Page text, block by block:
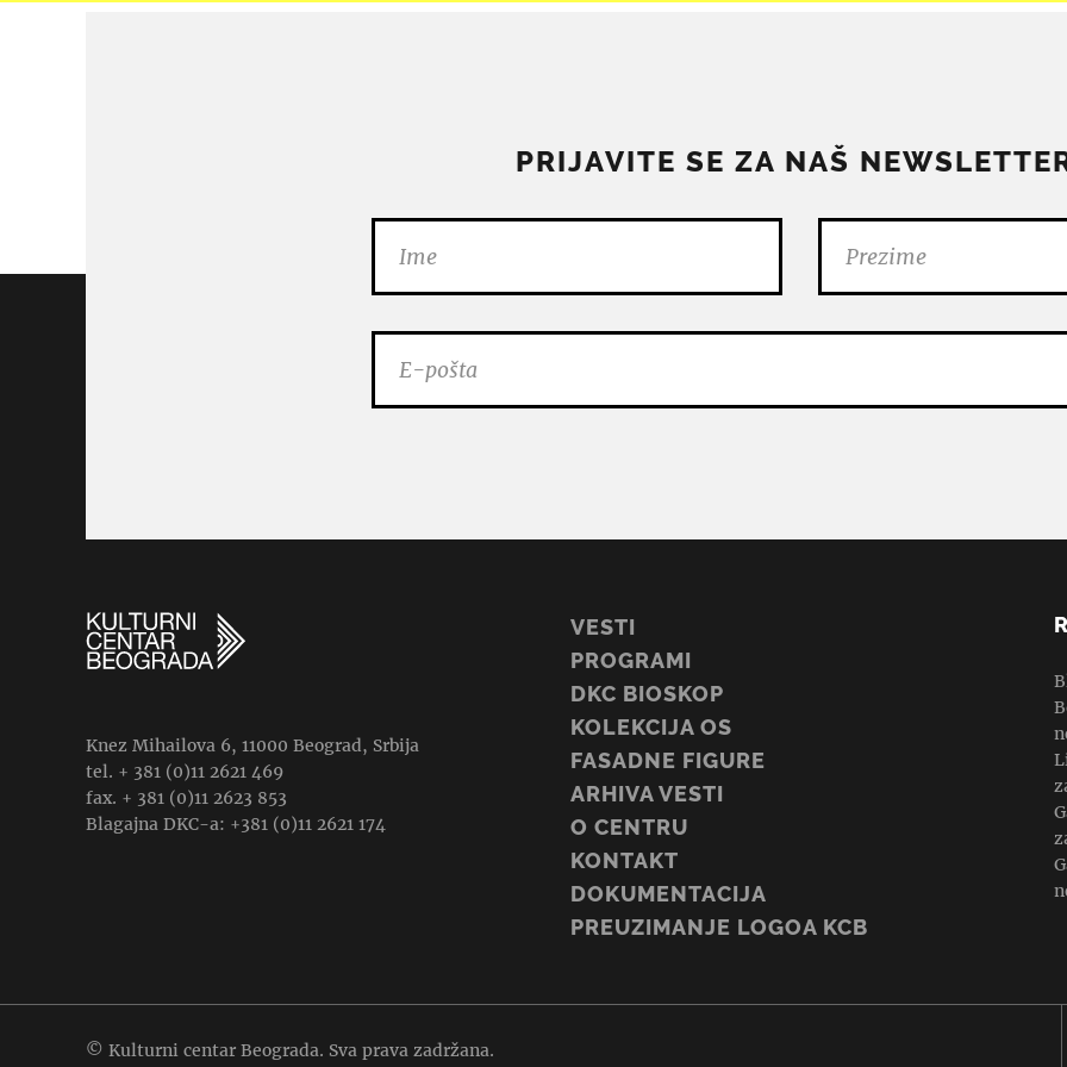
PRIJAVITE SE ZA NAŠ
Knez Mihailova 6, 11000 Beograd, Srbija
tel. + 381 (0)11 2621 469
fax. + 381 (0)11 2623 853
Blagajna DKC-a: +381 (0)11 2621 174
VESTI
PROGRAMI
DKC BIOSKOP
KOLEKCIJA OS
FASADNE FIGURE
ARHIVA VESTI
O CENTRU
KONTAKT
DOKUMENTACIJA
PREUZIMANJE LOGOA KCB
© Kulturni centar Beograda. Sva prava zadržana.